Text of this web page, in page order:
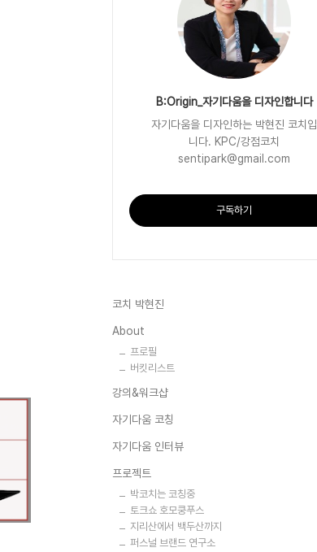
B:Origin_자기다움을 디자인합니다
자기다움을 디자인하는 박현진 코치입
니다. KPC/강점코치
sentipark@gmail.com
구독하기
코치 박현진
About
프로필
버킷리스트
강의&워크샵
자기다움 코칭
자기다움 인터뷰
프로젝트
박코치는 코칭중
토크쇼 호모쿵푸스
지리산에서 백두산까지
퍼스널 브랜드 연구소